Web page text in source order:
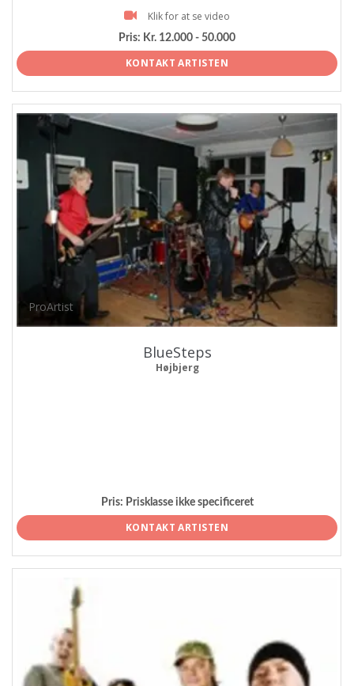
Klik for at se video
Pris: Kr. 12.000 - 50.000
KONTAKT ARTISTEN
ProArtist
BlueSteps
Højbjerg
Pris: Prisklasse ikke specificeret
KONTAKT ARTISTEN